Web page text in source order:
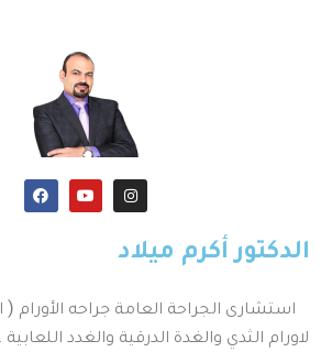
الدكتور أكرم ميلاد
استشارى الجراحة العامة جراحه الأورام (
لاورام الثدي والغدة الدرقية والغدد اللعابية